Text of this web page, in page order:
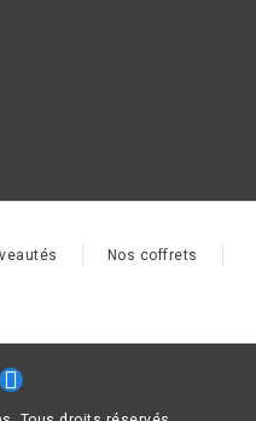
Nos coffrets